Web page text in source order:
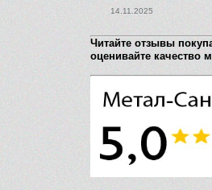
14.11.2025
Читайте отзывы
оценивайте качество